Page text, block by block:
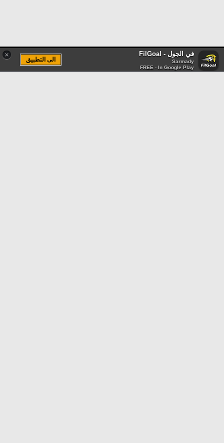
× في الجول - FilGoal
Sarmady
FREE - In Google Play
الى التطبيق